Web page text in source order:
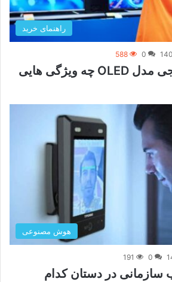
راهنمای خرید
0
588
تلویزیون های ال جی مدل OLED چه ویژگی هایی
هوش مصنوعی
0
191
سازمانی در دستان کدام